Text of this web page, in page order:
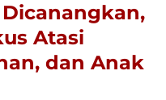
Atasi
dan Anak